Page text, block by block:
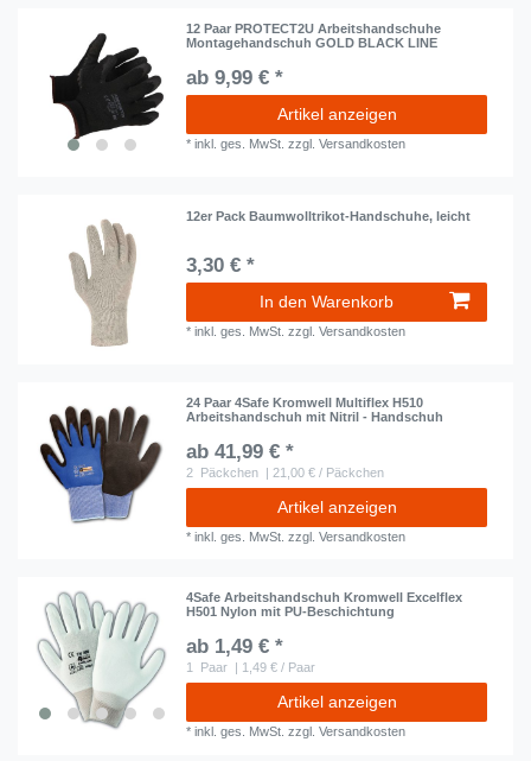
12 Paar PROTECT2U Arbeitshandschuhe
Montagehandschuh GOLD BLACK LINE
ab 9,99 € *
Artikel anzeigen
*inkl. ges. MwSt. zzgl.Versandkosten
12er Pack Baumwolltrikot-Handschuhe, leicht
3,30 € *
In den Warenkorb
*inkl. ges. MwSt. zzgl.Versandkosten
24 Paar 4Safe Kromwell Multiflex H510
Arbeitshandschuh mit Nitril - Handschuh
ab 41,99 € *
2 Päckchen | 21,00 € / Päckchen
Artikel anzeigen
*inkl. ges. MwSt. zzgl.Versandkosten
4Safe Arbeitshandschuh Kromwell Excelflex
H501 Nylon mit PU-Beschichtung
ab 1,49 € *
1 Paar | 1,49 € / Paar
Artikel anzeigen
*inkl. ges. MwSt. zzgl.Versandkosten